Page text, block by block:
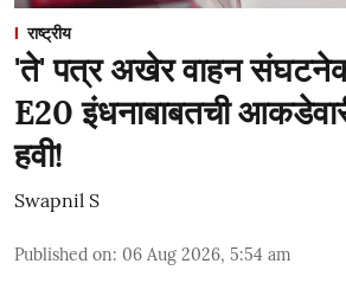
राष्ट्रीय
'ते' पत्र अखेर वाहन
E20 इंधनाबाबतची
हवी!
Swapnil S
Published on: 06 Aug 2026, 5:54 am